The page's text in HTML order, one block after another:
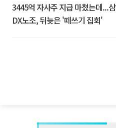
3445억 자사주 지급 마쳤는데...
DX노조, 뒤늦은 '떼쓰기 집회'